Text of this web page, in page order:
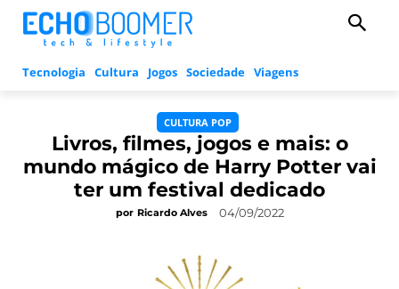
Tecnologia Cultura Jogos Sociedade Viagens
CULTURA POP
Livros, filmes, jogos e mais: o
mundo mágico de Harry Potter vai
ter um festival dedicado
por Ricardo Alves 04/09/2022